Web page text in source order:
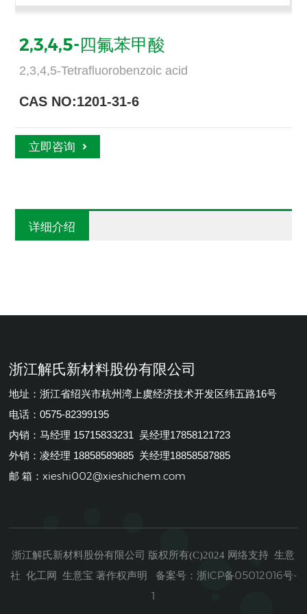
2,3,4,5-四氟苯甲酸
2,3,4,5-Tetrafluorobenzoic acid
CAS NO:1201-31-6
立即咨询
详细介绍
浙江解氏新材料股份有限公司
地址：浙江省绍兴市杭州湾上虞经济技术开发区纬五路16号
电话：0575-82399195
内销：马经理 15715833231 吴经理17858121723
外销：凌经理 18858589885 关经理18858587885
邮 箱：xieshi002@xieshichem.com
浙江解氏新材料股份有限公司 版权所有(C)2024 网络支持 生意
社 化工网 生意宝 著作权声明 备案号： 浙ICP备05012016号-
1